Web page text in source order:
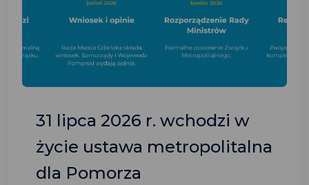
31 lipca 2026 r. wchodzi w
życie ustawa metropolitalna
dla Pomorza